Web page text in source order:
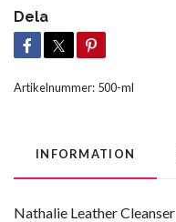
Dela
Artikelnummer: 500-ml
INFORMATION
Nathalie Leather Cleanser